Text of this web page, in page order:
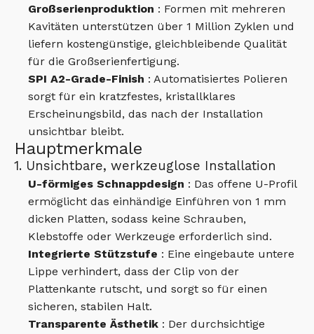
Großserienproduktion : Formen mit mehreren
Kavitäten unterstützen über 1 Million Zyklen und
liefern kostengünstige, gleichbleibende Qualität
für die Großserienfertigung.
SPI A2-Grade-Finish : Automatisiertes Polieren
sorgt für ein kratzfestes, kristallklares
Erscheinungsbild, das nach der Installation
unsichtbar bleibt.
Hauptmerkmale
1. Unsichtbare, werkzeuglose Installation
U-förmiges Schnappdesign : Das offene U-Profil
ermöglicht das einhändige Einführen von 1 mm
dicken Platten, sodass keine Schrauben,
Klebstoffe oder Werkzeuge erforderlich sind.
Integrierte Stützstufe : Eine eingebaute untere
Lippe verhindert, dass der Clip von der
Plattenkante rutscht, und sorgt so für einen
sicheren, stabilen Halt.
Transparente Ästhetik : Der durchsichtige